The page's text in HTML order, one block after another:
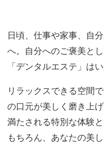
日頃、仕事や家事、自
へ。自分へのご褒美と
「デンタルエステ」は
リラックスできる空間
の口元が美しく磨き上
満たされる特別な体験
もちろん、あなたの美